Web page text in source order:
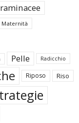
Maternità
Pelle Radicchio
Riposo Riso